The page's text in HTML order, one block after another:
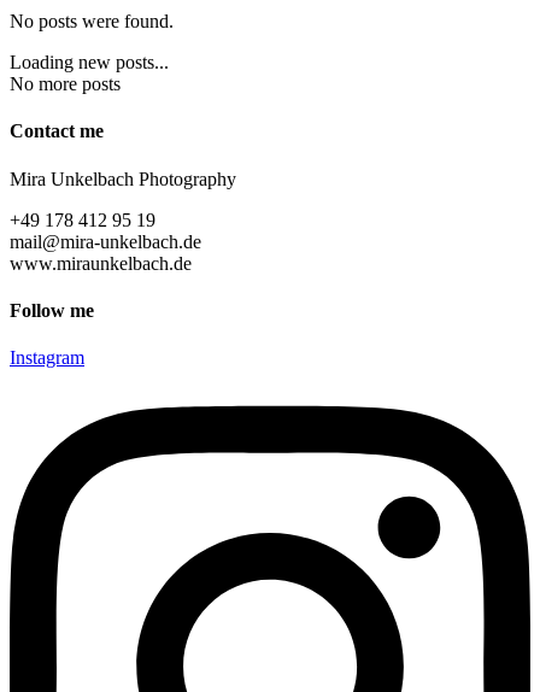
No posts were found.
Loading new posts...
No more posts
Cont­act me
Mira Unkel­bach Photography
+49 178 412 95 19
mail@mira-unkelbach.de
www.miraunkelbach.de
Fol­low me
Instagram